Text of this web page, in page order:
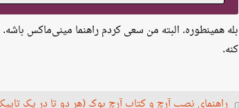
بله همینطوره. البته من سعی کردم راهنما مینی‌ماکس
کنه.
راهنمای نصب آرچ و کتاب آرچ بوک (هر دو تا در یک